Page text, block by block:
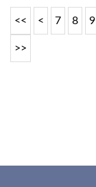
<< < 7 8 9
>>